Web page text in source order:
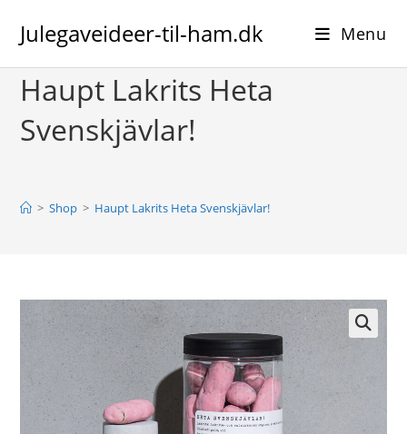
content
Julegaveideer-til-ham.dk Menu
Haupt Lakrits Heta
Svenskjävlar!
> Shop > Haupt Lakrits Heta Svenskjävlar!